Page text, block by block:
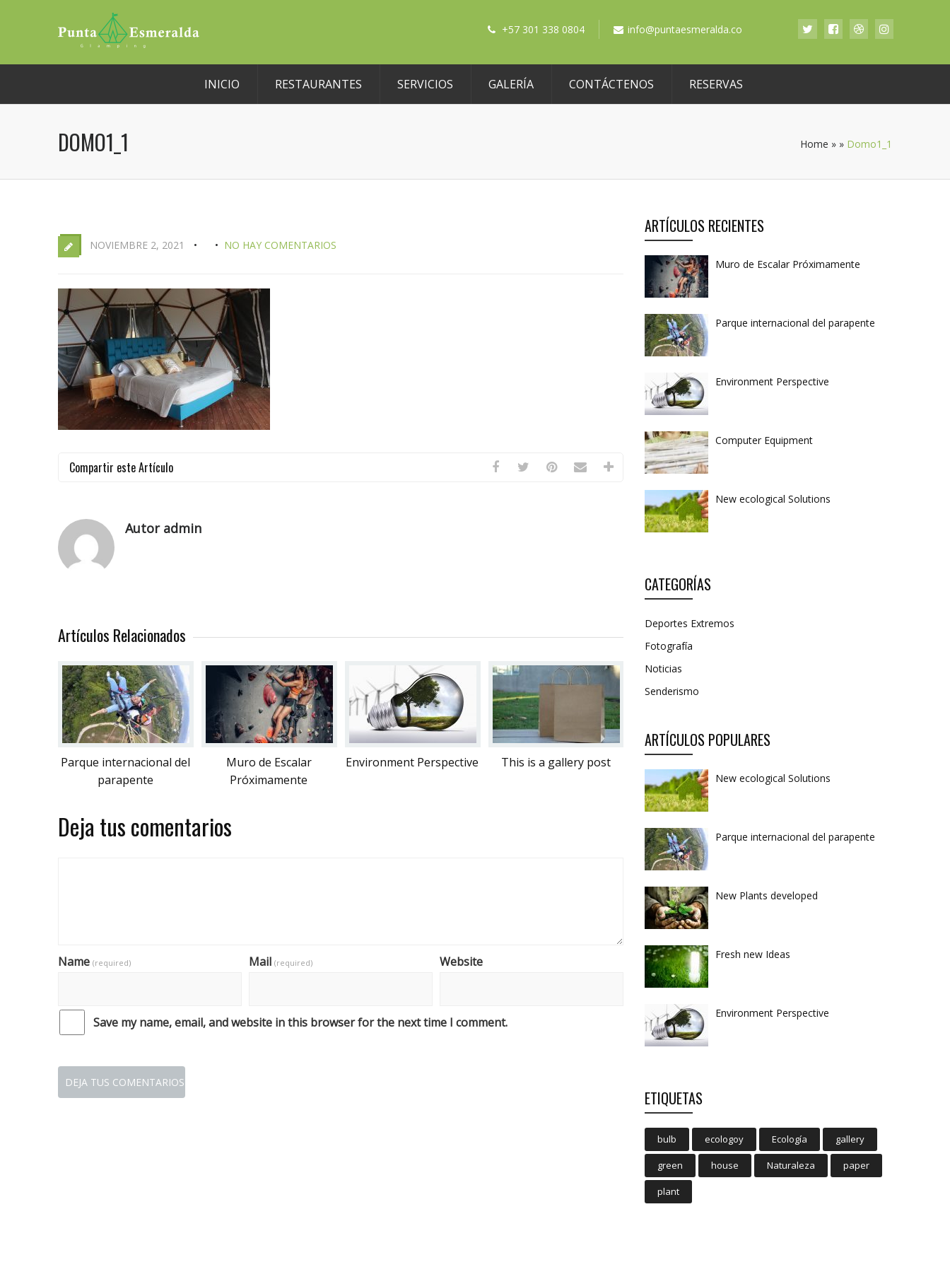
+57 301 338 0804 info@puntaesmeralda.co
INICIO RESTAURANTES SERVICIOS GALERÍA CONTÁCTENOS RESERVAS
DOMO1_1 Home » » Domo1_1
NOVIEMBRE 2, 2021 NO HAY COMENTARIOS
Compartir este Artículo
Autor admin
Artículos Relacionados
Parque internacional del
parapente
Muro de Escalar
Próximamente
Environment Perspective This is a gallery post
Deja tus comentarios
Name (required) Mail (required) Website
Save my name, email, and website in this browser for the next time I comment.
ARTÍCULOS RECIENTES
Muro de Escalar Próximamente
Parque internacional del parapente
Environment Perspective
Computer Equipment
New ecological Solutions
CATEGORÍAS
Deportes Extremos
Fotografía
Noticias
Senderismo
ARTÍCULOS POPULARES
New ecological Solutions
Parque internacional del parapente
New Plants developed
Fresh new Ideas
Environment Perspective
ETIQUETAS
bulb ecologoy Ecología gallery
green house Naturaleza paper
plant